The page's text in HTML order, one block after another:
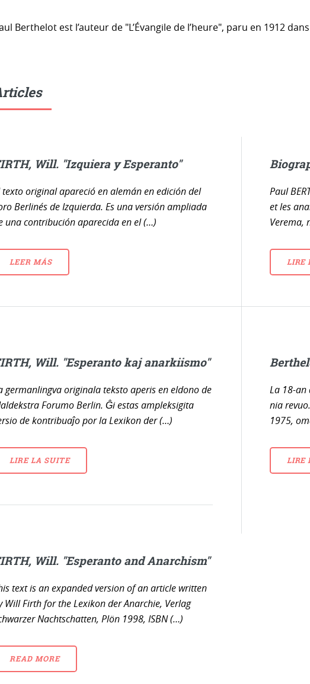
Berthelot est l’auteur de "L’Évangile de l’heure", paru en 1912 dans
Will. "Izquiera y Esperanto"
texto original apareció en alemán en edición del
Berlinés de Izquierda. Es una versión ampliada
una contribución aparecida en el (…)
LEER MÁS
Paul
et les
Verema,
LIRE
Will. "Esperanto kaj anarkiismo"
germanlingva originala teksto aperis en eldono de
Forumo Berlin. Ĝi estas ampleksigita
de kontribuaĵo por la Lexikon der (…)
LIRE LA SUITE
La 18-an
nia
1975,
LIRE
Will. "Esperanto and Anarchism"
text is an expanded version of an article written
Will Firth for the Lexikon der Anarchie, Verlag
Nachtschatten, Plön 1998, ISBN (…)
READ MORE